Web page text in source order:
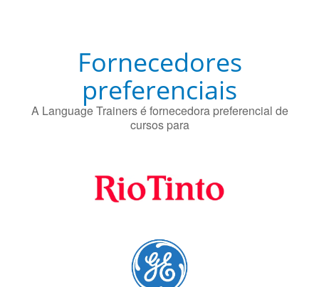
preferenciais
A Language Trainers é fornecedora preferencial de
cursos para